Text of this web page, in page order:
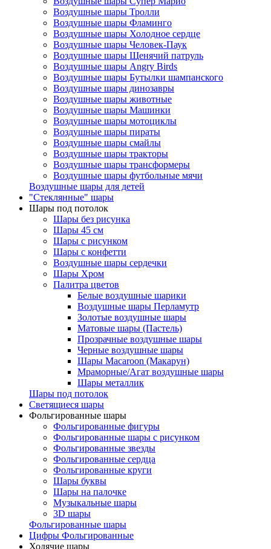
Воздушные шары Тролли
Воздушные шары Фламинго
Воздушные шары Холодное сердце
Воздушные шары Человек-Паук
Воздушные шары Щенячий патруль
Воздушные шары Angry Birds
Воздушные шары Бутылки шампанского
Воздушные шары динозавры
Воздушные шары животные
Воздушные шары Машинки
Воздушные шары мотоциклы
Воздушные шары пираты
Воздушные шары смайлы
Воздушные шары тракторы
Воздушные шары трансформеры
Воздушные шары футбольные мячи
Воздушные шары для детей
"Стеклянные" шары
Шары под потолок
Шары без рисунка
Шары 45 см
Шары с рисунком
Шары с конфетти
Воздушные шары сердечки
Шары Хром
Палитра цветов
Белые воздушные шарики
Воздушные шары Перламутр
Золотые воздушные шары
Матовые шары (Пастель)
Прозрачные воздушные шары
Черные воздушные шары
Шары Macaroon (Макарун)
Мраморные/Агат воздушные шары
Шары металлик
Шары под потолок
Светящиеся шары
Фольгированные шары
Фольгированные фигуры
Фольгированные шары с рисунком
Фольгированные звезды
Фольгированные сердца
Фольгированные круги
Шары буквы
Шары на палочке
Музыкальные шары
3D шары
Фольгированные шары
Цифры Фольгированные
Ходячие шары